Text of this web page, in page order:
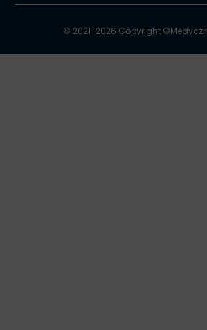
© 2021-2026 Copyright ©